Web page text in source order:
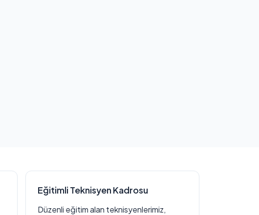
Eğitimli Teknisyen Kadrosu
Düzenli eğitim alan teknisyenlerimiz,